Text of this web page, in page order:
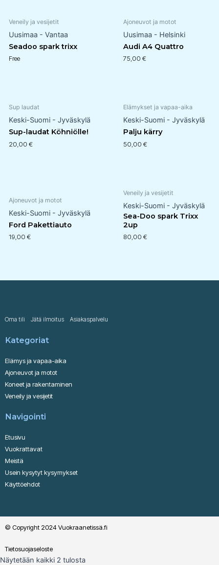
Näytetään kaikki 2 tulosta
Veneily ja vesijetit
Uusimaa - Vantaa
Seadoo spark trixx
Free
Ajoneuvot ja motot
Uusimaa - Helsinki
Audi A4 Quattro
75,00 €
Sup laudat
Keski-Suomi - Jyväskylä
Sup-laudat Köhniölle!
20,00 €
Elämykset ja vapaa-aika
Keski-Suomi - Jyväskylä
Palju kärry
50,00 €
Ajoneuvot ja motot
Keski-Suomi - Jyväskylä
Ford Pakettiauto
19,00 €
Veneily ja vesijetit
Keski-Suomi - Jyväskylä
Sea-Doo spark Trixx
2up
80,00 €
Oma tili Jätä ilmoitus Asiakaspalvelu
Kategoriat
Elämys ja vapaa-aika
Ajoneuvot ja motot
Koneet ja rakentaminen
Veneily ja vesijetit
Navigointi
Etusivu
Vuokrattavat
Meistä
Usein kysytyt kysymykset
Käyttöehdot
© Copyright 2024 Vuokraanetissä.fi
Tietosuojaseloste